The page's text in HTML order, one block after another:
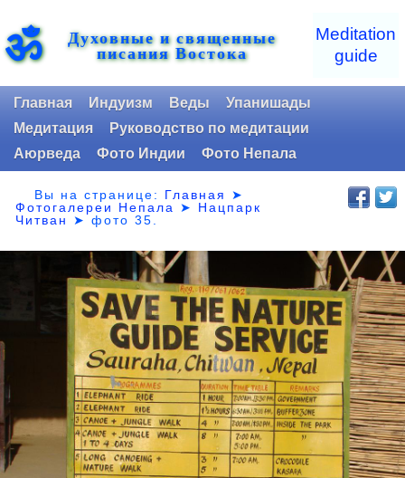
ॐ Духовные и священные
писания Востока
Meditation
guide
Главная Индуизм Веды
Упанишады
Медитация
Руководство по медитации
Аюрведа
Фото Индии Фото Непала
Вы на странице: Главная
➤
Фотогалереи Непала
➤ Нацпарк
Читван
➤фото 35.